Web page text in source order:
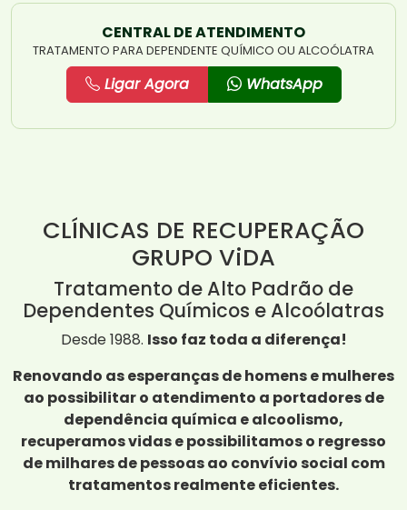
CENTRAL DE ATENDIMENTO
TRATAMENTO PARA DEPENDENTE QUÍMICO OU ALCOÓLATRA
Ligar Agora WhatsApp
CLÍNICAS DE RECUPERAÇÃO
GRUPO ViDA
Tratamento de Alto Padrão de
Dependentes Químicos e Alcoólatras
Desde 1988. Isso faz toda a diferença!
Renovando as esperanças de homens e mulheres
ao possibilitar o atendimento a portadores de
dependência química e alcoolismo,
recuperamos vidas e possibilitamos o regresso
de milhares de pessoas ao convívio social com
tratamentos realmente eficientes.